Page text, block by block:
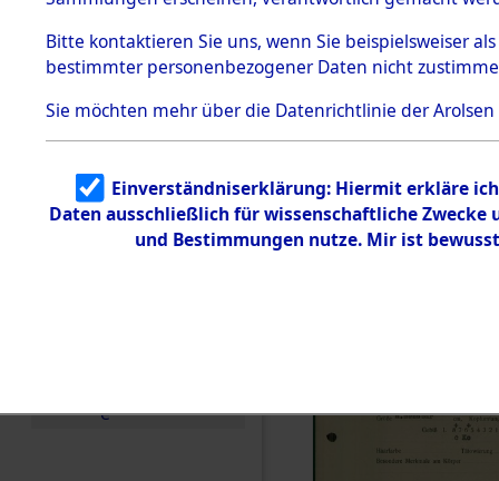
5.3.1 Alliierte
Erhebungen
zu
Todesmärsch
en
5.3.2
Identifizierun
g
5.3.3
Todesmärsch
e
Neustadt
0003
Bitte kontaktieren Sie uns, wenn Sie beispielsweiser
bestimmter personenbezogener Daten nicht
Sie möchten mehr über die Datenrichtlinie der Arolsen
Einverständniserklärung: Hiermit erkläre
Daten ausschließlich für wissenschaftliche
und Bestimmungen nutze. Mir ist